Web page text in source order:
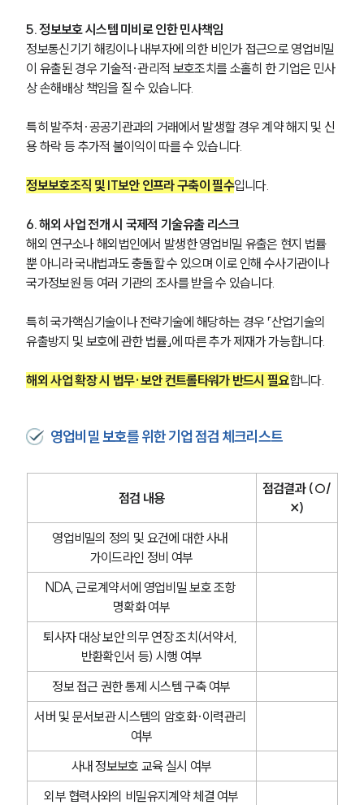
5. 정보보호 시스템 미비로 인한 민사책임
정보통신기기 해킹이나 내부자에 의한 비인가 접근으로 영업비밀
이 유출된 경우 기술적·관리적 보호조치를 소홀히 한 기업은 민사
상 손해배상 책임을 질 수 있습니다.
특히 발주처·공공기관과의 거래에서 발생할 경우 계약 해지 및 신
용 하락 등 추가적 불이익이 따를 수 있습니다.
정보보호조직 및 IT보안 인프라 구축이 필수입니다.
6. 해외 사업 전개 시 국제적 기술유출 리스크
해외 연구소나 해외법인에서 발생한 영업비밀 유출은 현지 법률
뿐 아니라 국내법과도 충돌할 수 있으며 이로 인해 수사기관이나
국가정보원 등 여러 기관의 조사를 받을 수 있습니다.
특히 국가핵심기술이나 전략기술에 해당하는 경우 「산업기술의
유출방지 및 보호에 관한 법률」에 따른 추가 제재가 가능합니다.
해외 사업 확장 시 법무·보안 컨트롤타워가 반드시 필요합니다.
영업비밀 보호를 위한 기업 점검 체크리스트
점검 내용
점검결과 (○/
×)
영업비밀의 정의 및 요건에 대한 사내
가이드라인 정비 여부
NDA, 근로계약서에 영업비밀 보호 조항
명확화 여부
퇴사자 대상 보안 의무 연장 조치(서약서,
반환확인서 등) 시행 여부
정보 접근 권한 통제 시스템 구축 여부
서버 및 문서보관 시스템의 암호화·이력관리
여부
사내 정보보호 교육 실시 여부
외부 협력사와의 비밀유지계약 체결 여부